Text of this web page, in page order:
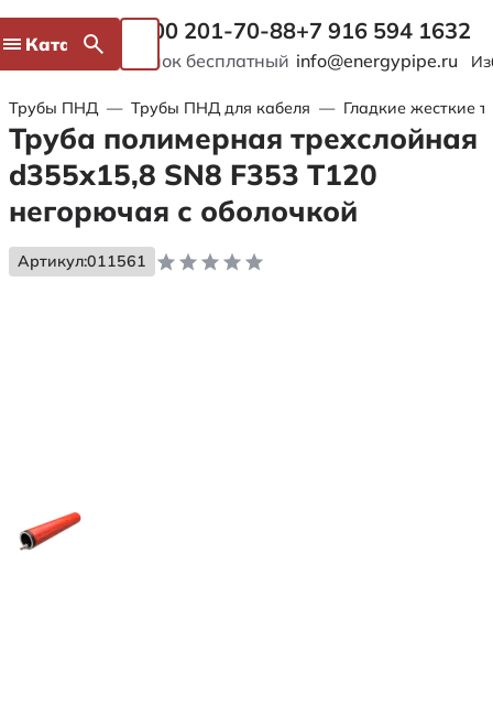
Каталог 8 800 201-70-88
Звонок бесплатный
+7 916 594 1632
info@energypipe.ru
Трубы ПНД — Трубы ПНД для кабеля — Гладкие жесткие
Труба полимерная трехслойная
d355х15,8 SN8 F353 Т120
негорючая с оболочкой
Артикул:011561